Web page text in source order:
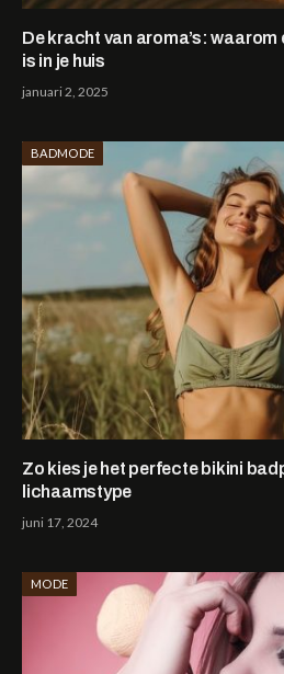
De kracht van aroma’s:
is in je huis
januari 2, 2025
BADMODE
Zo kies je het perfecte bikini
lichaamstype
juni 17, 2024
MODE